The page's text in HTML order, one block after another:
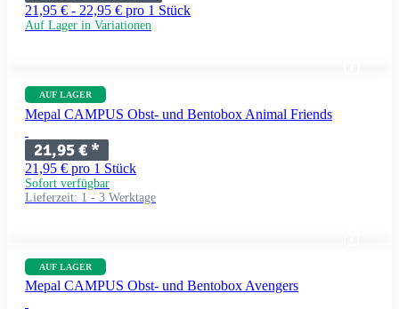
21,95 € - 22,95 € pro 1 Stück
Auf Lager in Variationen
AUF LAGER
Mepal CAMPUS Obst- und Bentobox Animal Friends
21,95 €*
21,95 € pro 1 Stück
Sofort verfügbar
Lieferzeit: 1 - 3 Werktage
AUF LAGER
Mepal CAMPUS Obst- und Bentobox Avengers